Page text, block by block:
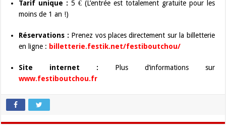
Tarif unique : 5 € (L’entrée est totalement gratuite pour les
moins de 1 an !)
Réservations : Prenez vos places directement sur la billetterie
en ligne : billetterie.festik.net/festiboutchou/
Site internet : Plus d’informations sur
www.festiboutchou.fr